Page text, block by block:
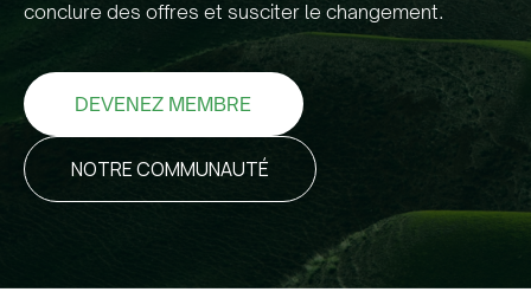
conclure des offres et susciter le changement.
DEVENEZ MEMBRE
NOTRE COMMUNAUTÉ